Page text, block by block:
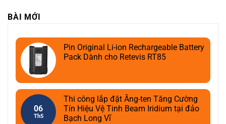
BÀI MỚI
Pin Original Li-ion Rechargeable Battery
Pack Dành cho Retevis RT85
06
Th5
Thi công lắp đặt Ăng-ten Tăng Cường
Tín Hiệu Vệ Tinh Beam Iridium tại đảo
Bạch Long Vĩ